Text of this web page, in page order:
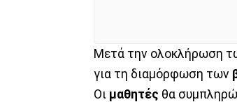
Μετά την ολοκλήρωση
για τη διαμόρφωση των
Οι μαθητές θα